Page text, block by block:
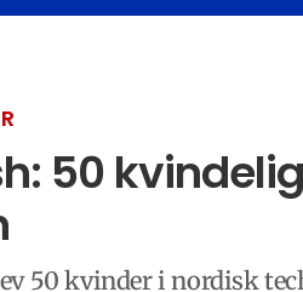
50
50 kvinder i nordisk